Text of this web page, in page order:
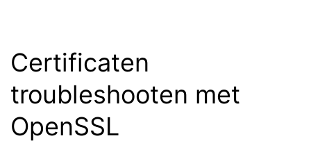
beste
voor
Certificaten
troubleshooten met
OpenSSL